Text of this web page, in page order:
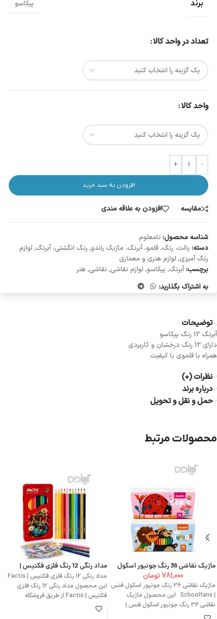
برند پیکاسو
تعداد در واحد کالا
واحد کالا
-
+
افزودن به سبد خرید
مقایسه افزودن به علاقه مندی
شناسه محصول: نامعلوم
دسته: پالت، رنگ، قلمو، آبرنگ، ماژیک راندو, رنگ انگشتی، آبرنگ, لوازم
رنگ آمیزی, لوازم هنری و معماری
برچسب:آبرنگ, پیکاسو, لوازم نقاشی, نقاشی, هنر
به اشتراک بگذارید:
توضیحات
آبرنگ 12 رنگ پیکاسو
دارای 12 رنگ درخشان و کاربردی
همراه با قلموی با کیفیت
نظرات (0)
درباره برند
حمل و نقل و تحویل
محصولات مرتبط
ماژیک نقاشی 36 رنگ جونیور اسکول
781,000 تومان
ماژیک نقاشی 36 رنگ جونیور اسکول فنس
| Schoolfans این محصول ماژیک
نقاشی 36 رنگ جونیور اسکول فنس |
مداد رنگی 12 رنگ فلزی فکتیس |
Factis
این محصول مداد رنگی 12 رنگ فلزی
فکتیس | Factis از طریق فروشگاه